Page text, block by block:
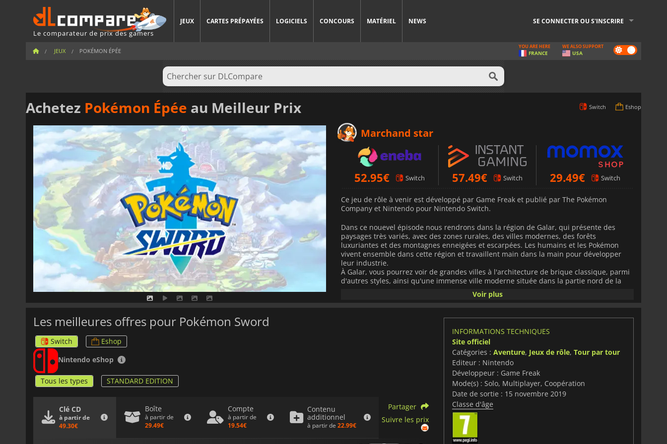
Le comparateur de prix des gamers
JEUX CARTES PRÉPAYÉES LOGICIELS CONCOURS MATÉRIEL NEWS SE CONNECTER OU S'INSCRIRE
JEUX POKÉMON ÉPÉE Dark
mode
YOU ARE HERE
FRANCE
WE ALSO SUPPORT
USA
Achetez Pokémon Épée au Meilleur Prix Switch Eshop
Marchand star
52.95€ Switch 57.49€ Switch 29.49€ Switch
Ce jeu de rôle à venir est développé par Game Freak et publié par The Pokémon
Company et Nintendo pour Nintendo Switch.
Dans ce nouevel épisode nous rendrons dans la région de Galar, qui présente des
paysages très variés, avec des zones rurales, des villes modernes, des forêts
luxuriantes et des montagnes enneigées et escarpées. Les humains et les Pokémon
vivent ensemble dans cette région et travaillent main dans la main pour développer
leur industrie.
À Galar, vous pourrez voir de grandes villes à l'architecture de brique classique, parmi
d'autres styles, ainsi qu'une immense ville moderne située dans la partie nord de la
région, sur des montagnes enneigées. La partie sud de Galar est plus rurale car il y a
des plaines abondantes avec de belles fleurs, des monticules avec des géoglyphes
blancs, de grandes et belles vallées verdoyantes et de vastes champs de blé.
Pokémon, car il s’agit de la forme de divertissement la plus populaire de la région.
Les dresseurs Pokémon qui commencent leur voyage à Galar reçoivent l’un des trois
premiers Pokémon de départ de la région:
Ouistempo (type plante): Un Pokémon chimpanzé malicieux doté d'une curiosité sans
Flambino (type feu): Un Pokémon Lapin qui est toujours en train de courir, débordant
Larméléon (type eau): Un Pokémon lézard d'eau un peu timide qui lance des
attaques en se cachant dans l'eau.
Un nouveau mécanisme de combat, Dynamax, est une capacité qui transforme votre
Voir plus
Les meilleures offres pour Pokémon Sword
Switch
Eshop
Nintendo eShop
Tous les types STANDARD EDITION
Clé CD
à partir de
49.30€
Boîte
à partir de
29.49€
Compte
à partir de
19.54€
Contenu
additionnel
à partir de22.99€
Partager
Suivre les prix
INFORMATIONS TECHNIQUES
Site officiel
Catégories : Aventure, Jeux de rôle, Tour par tour
Editeur : Nintendo
Développeur : Game Freak
Mode(s) : Solo, Multiplayer, Coopération
Date de sortie : 15 novembre 2019
Classe d'âge